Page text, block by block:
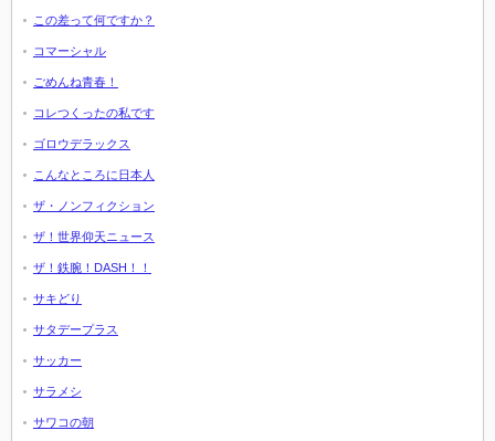
この差って何ですか？
コマーシャル
ごめんね青春！
コレつくったの私です
ゴロウデラックス
こんなところに日本人
ザ・ノンフィクション
ザ！世界仰天ニュース
ザ！鉄腕！DASH！！
サキどり
サタデープラス
サッカー
サラメシ
サワコの朝